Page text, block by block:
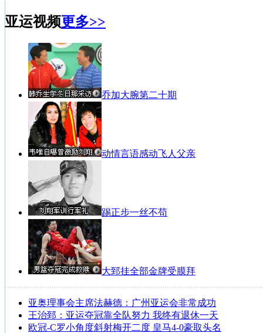
亚运视频更多>>
乔加大腕第二十期
动情言语感动飞人父亲
踢正步一丝不苟
大郅挂全部金牌受膜拜
亚奥理事会主席法赫德：广州亚运会非常成功
王治郅：亚运夺冠靠全队努力 我终有退休一天
欧冠-C罗小角度斜射梅开二度 皇马4-0豪取头名